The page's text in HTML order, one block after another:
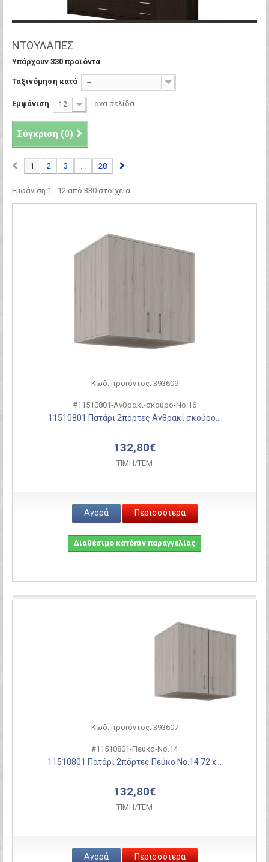
ΝΤΟΥΛΑΠΕΣ
Υπάρχουν 330 προϊόντα
Ταξινόμηση κατά --
Εμφάνιση 12 ανα σελίδα
Σύγκριση (0)
1 2 3 ... 28
Εμφάνιση 1 - 12 από 330 στοιχεία
Κωδ. προϊόντος: 393609
#11510801-Ανθρακί-σκούρο-Νο.16
11510801 Πατάρι 2πόρτες Ανθρακί σκούρο...
132,80€
ΤΙΜH/ΤΕΜ
Αγορά Περισσότερα
Διαθέσιμο κατόπιν παραγγελίας
Κωδ. προϊόντος: 393607
#11510801-Πεύκο-Νο.14
11510801 Πατάρι 2πόρτες Πεύκο Νο.14 72 x...
132,80€
ΤΙΜH/ΤΕΜ
Αγορά Περισσότερα